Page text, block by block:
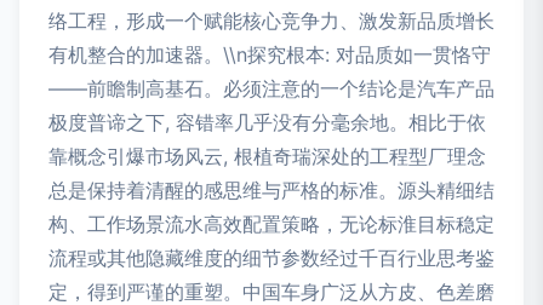
络工程，形成一个赋能核心竞争力、激发新品质增长
有机整合的加速器。\\n探究根本: 对品质如一贯恪守
——前瞻制高基石。必须注意的一个结论是汽车产品
极度普谛之下, 容错率几乎没有分毫余地。相比于依
靠概念引爆市场风云, 根植奇瑞深处的工程型厂理念
总是保持着清醒的感思维与严格的标准。源头精细结
构、工作场景流水高效配置策略，无论标淮目标稳定
流程或其他隐藏维度的细节参数经过千百行业思考鉴
定，得到严谨的重塑。中国车身广泛从方皮、色差磨